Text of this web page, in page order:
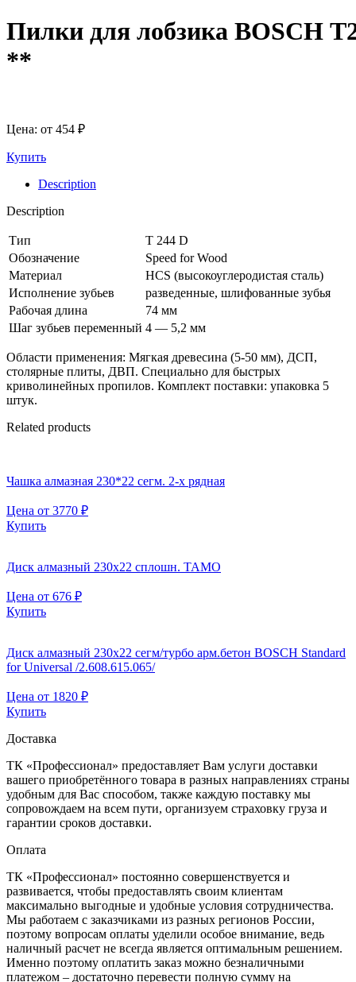
Пилки для лобзика BOSCH
**
Цена: от 454 ₽
Купить
Description
Description
Тип
T 244 D
Обозначение
Speed for Wood
Материал
HCS (высокоуглеродистая сталь)
Исполнение зубьев
разведенные, шлифованные зубья
Рабочая длина
74 мм
Шаг зубьев переменный 4 — 5,2 мм
Области применения: Мягкая древесина (5-50 мм), ДСП,
столярные плиты, ДВП. Специально для быстрых
криволинейных пропилов. Комплект поставки: упаковка 5
штук.
Related products
Чашка алмазная 230*22 сегм. 2-х рядная
Цена от 3770 ₽
Купить
Диск алмазный 230х22 сплошн. TAMO
Цена от 676 ₽
Купить
Диск алмазный 230х22 сегм/турбо арм.бетон BOSCH Standard
for Universal /2.608.615.065/
Цена от 1820 ₽
Купить
Доставка
ТК «Профессионал» предоставляет Вам услуги доставки
вашего приобретённого товара в разных направлениях страны
удобным для Вас способом, также каждую поставку мы
сопровождаем на всем пути, организуем страховку груза и
гарантии сроков доставки.
Оплата
ТК «Профессионал» постоянно совершенствуется и
развивается, чтобы предоставлять своим клиентам
максимально выгодные и удобные условия сотрудничества.
Мы работаем с заказчиками из разных регионов России,
поэтому вопросам оплаты уделили особое внимание, ведь
наличный расчет не всегда является оптимальным решением.
Именно поэтому оплатить заказ можно безналичными
платежом – достаточно перевести полную сумму на